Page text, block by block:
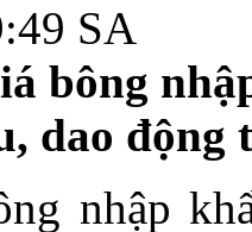
SA
bông
dao động
nhập